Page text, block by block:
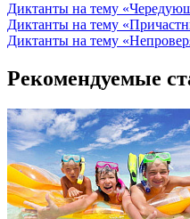
Диктанты на тему
Диктанты на тему
Диктанты на тему
Рекомендуемые